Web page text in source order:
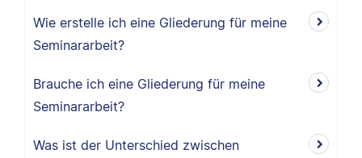
Wie erstelle ich eine Gliederung für meine
Seminararbeit?
Brauche ich eine Gliederung für meine
Seminararbeit?
Was ist der Unterschied zwischen